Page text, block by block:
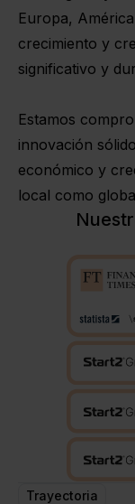
Europa,
crecimiento y
significativo y
Estamos
innovación
económico y
local como
Trayectoria